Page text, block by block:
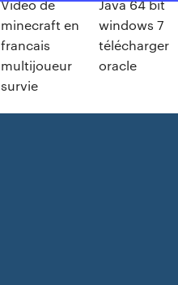
Video de
minecraft en
francais
multijoueur
survie
Java 64 bit
windows 7
télécharger
oracle